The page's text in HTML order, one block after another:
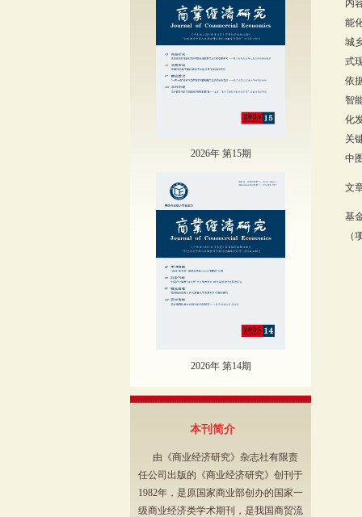
2026年 第15期
2026年 第14期
本刊简介
由《商业经济研究》杂志社有限责
任公司出版的《商业经济研究》创刊于
1982年，是原国家商业部创办的国家一
级商业经济类学术期刊，是我国商贸流
内
能
城
式
依
智
化
关
中
文
基
（